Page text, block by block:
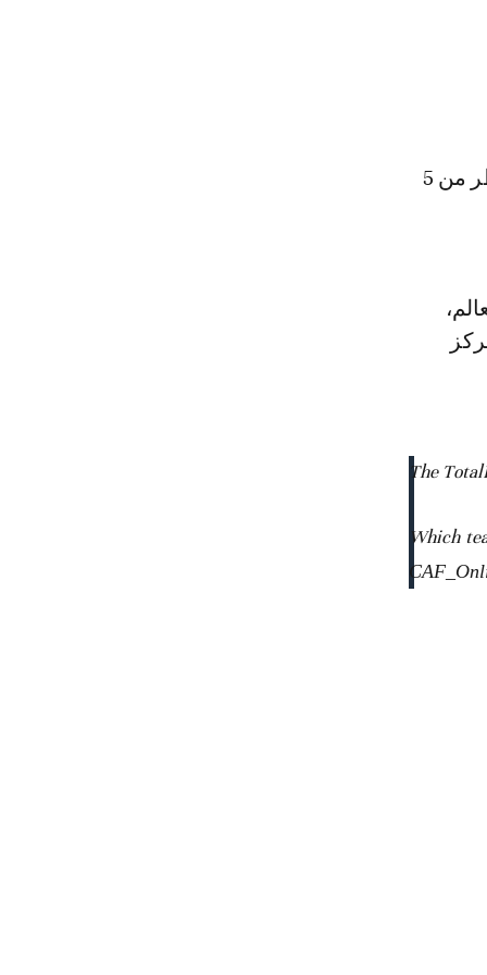
ومن المقرر أن يتأهل 10 منتخبات أفريقية لكأس العالم التي تجرى في قطر من 5
The
Which